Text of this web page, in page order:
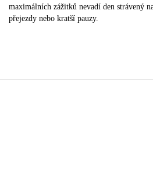
maximálních zážitků nevadí den strávený
přejezdy nebo kratší pauzy.